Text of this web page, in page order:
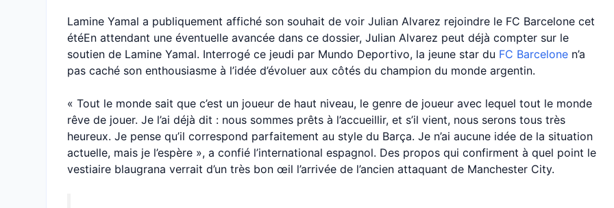
Lamine Yamal a publiquement affiché son souhait de voir Julian Alvarez rejoindre le FC Barcelone cet
étéEn attendant une éventuelle avancée dans ce dossier, Julian Alvarez peut déjà compter sur le
soutien de Lamine Yamal. Interrogé ce jeudi par Mundo Deportivo, la jeune star du FC Barcelone n’a
pas caché son enthousiasme à l’idée d’évoluer aux côtés du champion du monde argentin.
« Tout le monde sait que c’est un joueur de haut niveau, le genre de joueur avec lequel tout le monde
rêve de jouer. Je l’ai déjà dit : nous sommes prêts à l’accueillir, et s’il vient, nous serons tous très
heureux. Je pense qu’il correspond parfaitement au style du Barça. Je n’ai aucune idée de la situation
actuelle, mais je l’espère », a confié l’international espagnol. Des propos qui confirment à quel point le
vestiaire blaugrana verrait d’un très bon œil l’arrivée de l’ancien attaquant de Manchester City.